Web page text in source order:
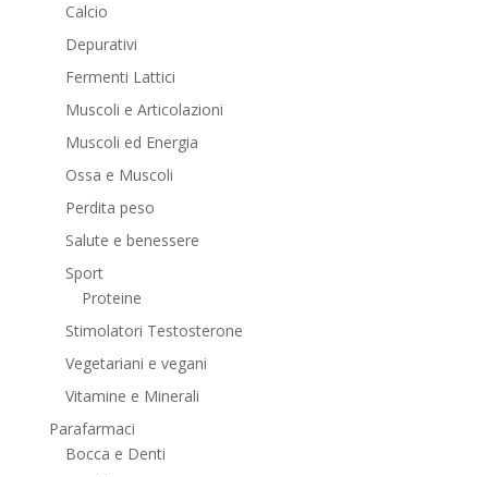
Calcio
Depurativi
Fermenti Lattici
Muscoli e Articolazioni
Muscoli ed Energia
Ossa e Muscoli
Perdita peso
Salute e benessere
Sport
Proteine
Stimolatori Testosterone
Vegetariani e vegani
Vitamine e Minerali
Parafarmaci
Bocca e Denti